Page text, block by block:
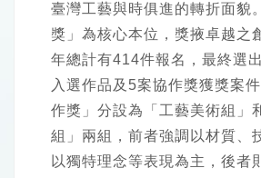
臺灣工藝與時俱進的轉折面貌
獎」為核心本位，獎掖卓越之
年總計有414件報名，最終選
入選作品及5案協作獎獲獎案
作獎」分設為「工藝美術組」
組」兩組，前者強調以材質、
以獨特理念等表現為主，後者